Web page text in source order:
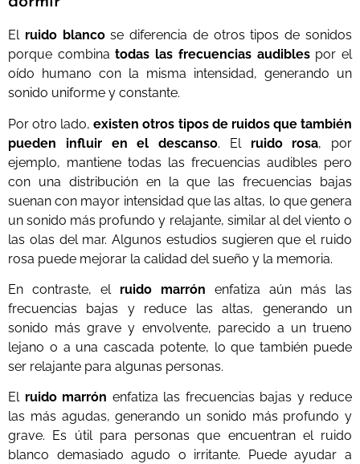
El ruido blancose diferencia de otros tipos de sonidos
porque combinatodas las frecuencias audiblespor el
oído humano con la misma intensidad, generando un
sonido uniforme y constante.
Por otro lado,existen otros tipos de ruidos que también
pueden influir en el descanso. El ruido rosa, por
ejemplo, mantiene todas las frecuencias audibles pero
con una distribución en la que las frecuencias bajas
suenan con mayor intensidad que las altas, lo que genera
un sonido más profundo y relajante, similar al del viento o
las olas del mar. Algunos estudios sugieren que el ruido
rosa puede mejorar la calidad del sueño y la memoria.
En contraste, el ruido marrón enfatiza aún más las
frecuencias bajas y reduce las altas, generando un
sonido más grave y envolvente, parecido a un trueno
lejano o a una cascada potente, lo que también puede
ser relajante para algunas personas.
El ruido marrón enfatiza las frecuencias bajas y reduce
las más agudas, generando un sonido más profundo y
grave. Es útil para personas que encuentran el ruido
blanco demasiado agudo o irritante. Puede ayudar a